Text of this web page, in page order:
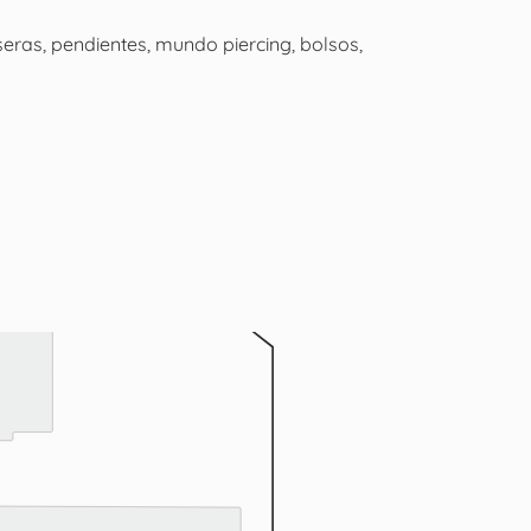
pendientes, mundo piercing, bolsos,